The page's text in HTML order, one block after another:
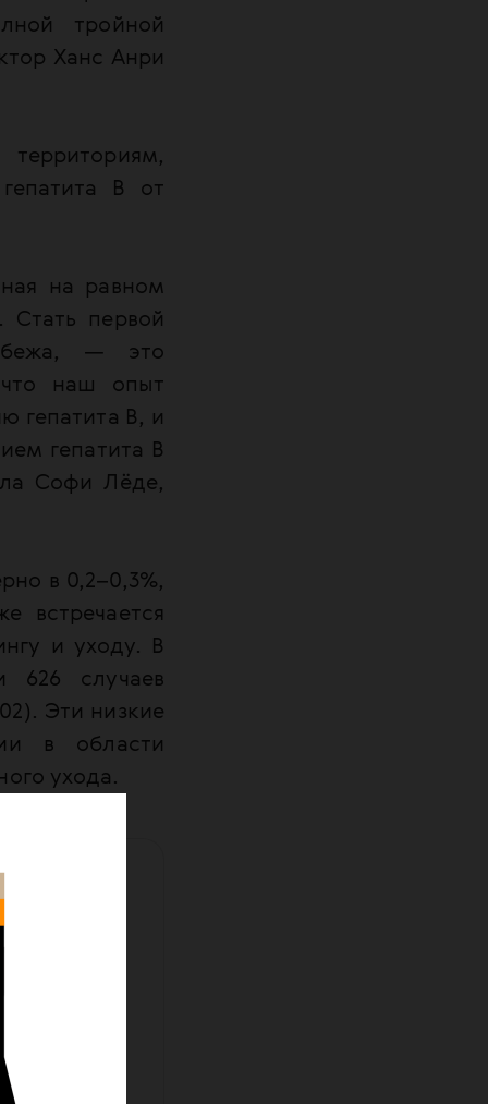
тройной
Ханс Анри
В от
на равном
Стать первой
— это
что наш опыт
гепатита B, и
гепатита B
Софи Лёде,
в 0,2–0,3%,
встречается
и уходу. В
626 случаев
Эти низкие
в области
ухода.